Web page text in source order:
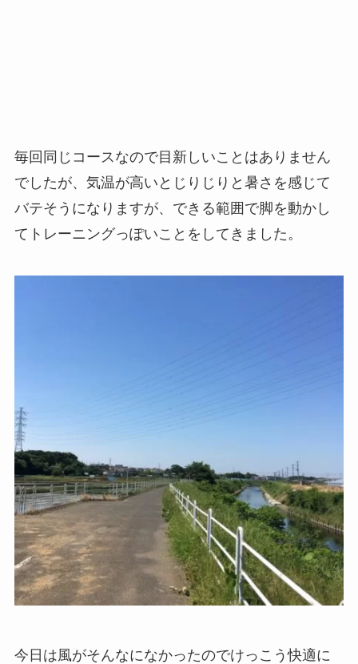
毎回同じコースなので目新しいことはありません
でしたが、気温が高いとじりじりと暑さを感じて
バテそうになりますが、できる範囲で脚を動かし
てトレーニングっぽいことをしてきました。
今日は風がそんなになかったのでけっこう快適に